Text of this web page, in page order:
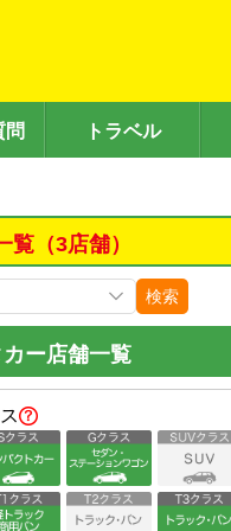
問 トラベル
（3店舗）
検索
ー店舗一覧